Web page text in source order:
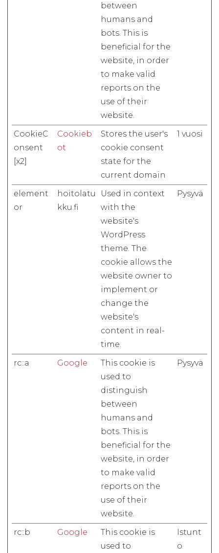
between
humans and
bots. This is
beneficial for the
website, in order
to make valid
reports on the
use of their
website.
CookieC
onsent
[x2]
Cookieb
ot
Stores the user's
cookie consent
state for the
current domain
1 vuosi
element
or
hoitolatu
kku.fi
Used in context
with the
website's
WordPress
theme. The
cookie allows the
website owner to
implement or
change the
website's
content in real-
time.
Pysyvä
rc::a Google
This cookie is
used to
distinguish
between
humans and
bots. This is
beneficial for the
website, in order
to make valid
reports on the
use of their
website.
Pysyvä
rc::b Google
This cookie is
used to
Istunt
o